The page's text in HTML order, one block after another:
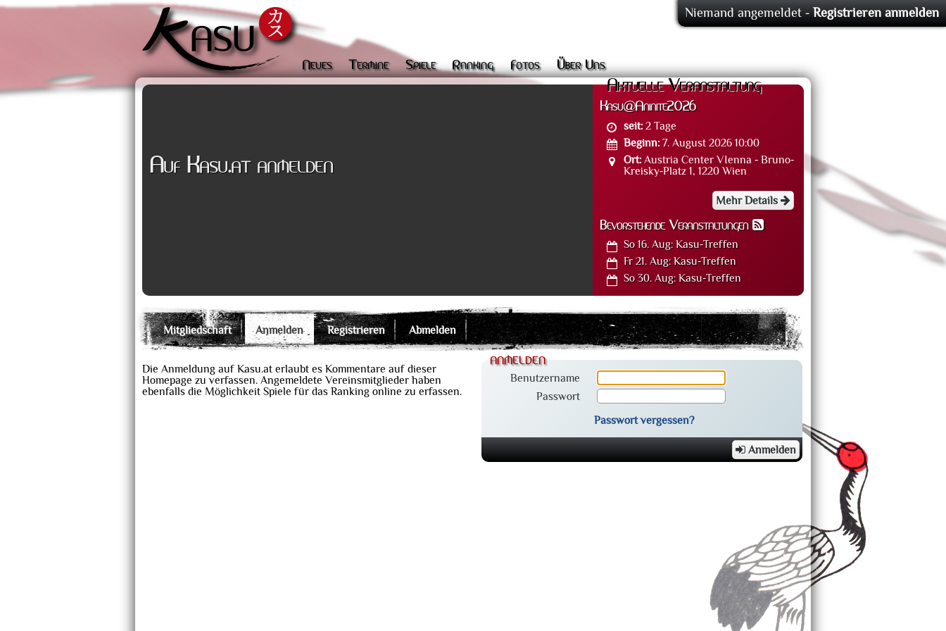
Neues Termine Spiele Ranking Fotos Über Uns
Aktuelle Veranstaltung
Kasu@Aninite2026
seit: 2 Tage
Beginn: 7. August 2026 10:00
Ort: Austria Center VIenna - Bruno-
Kreisky-Platz 1, 1220 Wien
Mehr Details
Bevorstehende Veranstaltungen
So 16. Aug:Kasu-Treffen
Fr 21. Aug:Kasu-Treffen
So 30. Aug:Kasu-Treffen
Auf Kasu.at anmelden
Mitgliedschaft Anmelden Registrieren Abmelden
Die Anmeldung auf Kasu.at erlaubt es Kommentare auf dieser
Homepage zu verfassen. Angemeldete Vereinsmitglieder haben
ebenfalls die Möglichkeit Spiele für das Ranking online zu erfassen.
anmelden
Benutzername
Passwort
Passwort vergessen?
Anmelden
Niemand angemeldet -Registrieren anmelden